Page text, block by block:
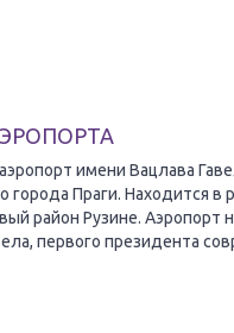
имени Вацлава
города Праги. Находится в
район Рузине. Аэропорт
первого президента